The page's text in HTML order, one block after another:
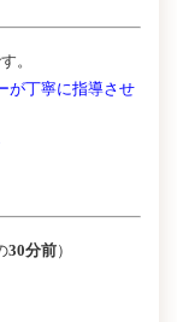
。
が丁寧に指導させ
30分前）